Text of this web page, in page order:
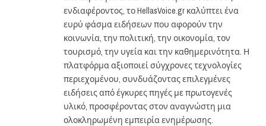
ενδιαφέροντος, το HellasVoice.gr καλύπτει ένα
ευρύ φάσμα ειδήσεων που αφορούν την
κοινωνία, την πολιτική, την οικονομία, τον
τουρισμό, την υγεία και την καθημερινότητα. Η
πλατφόρμα αξιοποιεί σύγχρονες τεχνολογίες
περιεχομένου, συνδυάζοντας επιλεγμένες
ειδήσεις από έγκυρες πηγές με πρωτογενές
υλικό, προσφέροντας στον αναγνώστη μια
ολοκληρωμένη εμπειρία ενημέρωσης.